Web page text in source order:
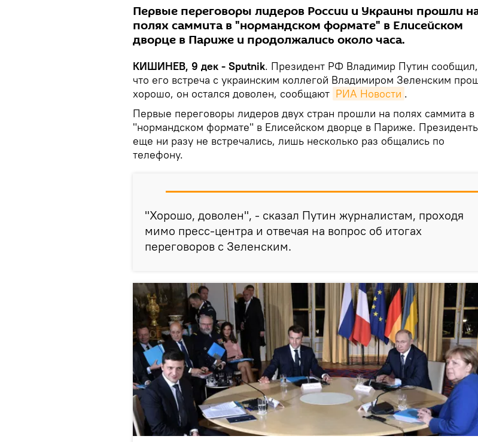
Первые переговоры лидеров России и Украины прошли
полях саммита в "нормандском формате" в Елисейском
дворце в Париже и продолжались около часа.
КИШИНЕВ, 9 дек - Sputnik. Президент РФ Владимир Путин сообщил,
что его встреча с украинским коллегой Владимиром Зеленским
хорошо, он остался доволен, сообщают РИА Новости .
Первые переговоры лидеров двух стран прошли на полях саммита в
"нормандском формате" в Елисейском дворце в Париже.
еще ни разу не встречались, лишь несколько раз общались по
телефону.
"Хорошо, доволен", - сказал Путин журналистам, проходя
мимо пресс-центра и отвечая на вопрос об итогах
переговоров с Зеленским.